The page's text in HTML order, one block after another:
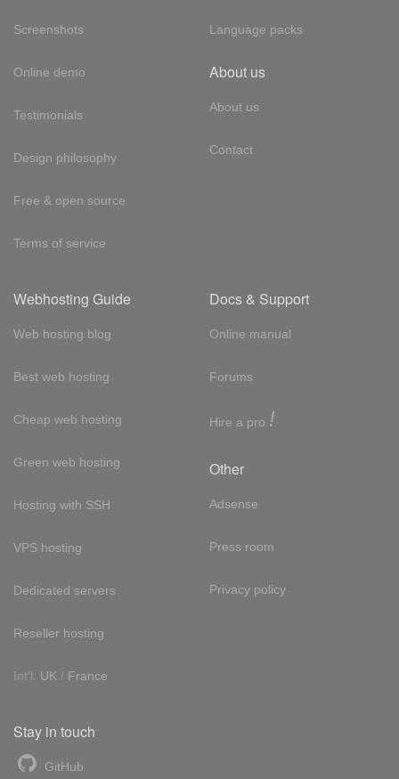
Screenshots
Online demo
Testimonials
Design philosophy
Free & open source
Terms of service
Language packs
About us
About us
Contact
Webhosting Guide
Web hosting blog
Best web hosting
Cheap web hosting
Green web hosting
Hosting with SSH
VPS hosting
Dedicated servers
Reseller hosting
Int'l: UK / France
Docs & Support
Online manual
Forums
Hire a pro !
Other
Adsense
Press room
Privacy policy
Stay in touch
GitHub